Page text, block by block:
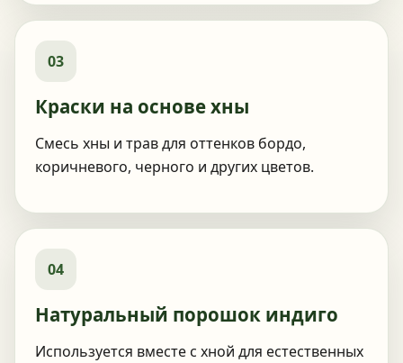
03
Краски на основе хны
Смесь хны и трав для оттенков бордо,
коричневого, черного и других цветов.
04
Натуральный порошок индиго
Используется вместе с хной для естественных